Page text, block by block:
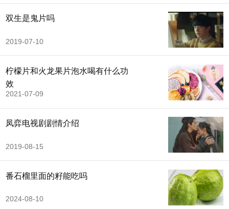
双生是鬼片吗
2019-07-10
柠檬片和火龙果片泡水喝有什么功
效
2021-07-09
凤弈电视剧剧情介绍
2019-08-15
番石榴里面的籽能吃吗
2024-08-10